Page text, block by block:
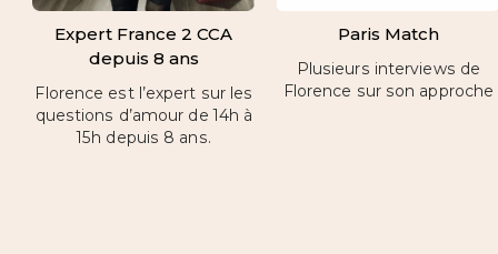
Expert France 2 CCA
depuis 8 ans
Florence est l’expert sur les
questions d’amour de 14h à
15h depuis 8 ans.
Paris Match
Plusieurs interviews de
Florence sur son approche